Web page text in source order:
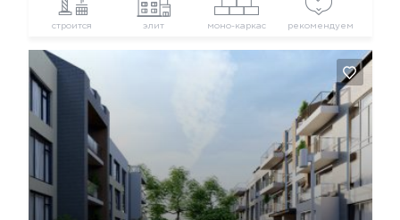
строится элит моно-каркас рекомендуем